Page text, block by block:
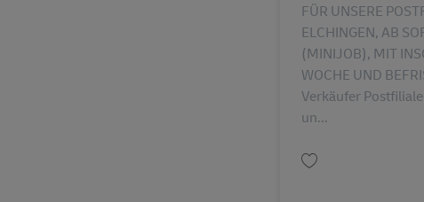
FÜR UNSERE
ELCHINGEN, AB
(MINIJOB), MIT
WOCHE UND
Verkäufer
un...